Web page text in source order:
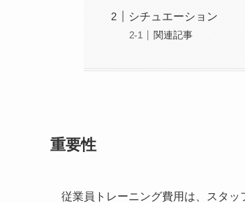
シチュエーション
関連記事
重要性
従業員トレーニング費用は、スタ